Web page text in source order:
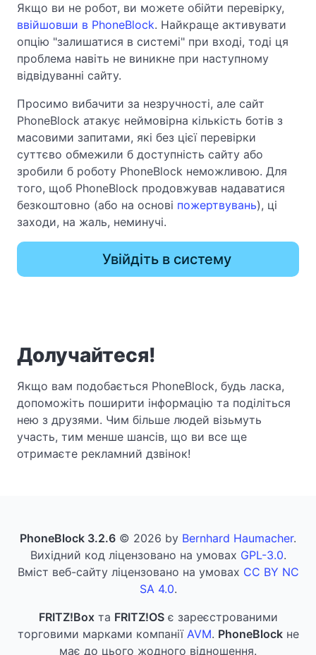
Якщо ви не робот, ви можете обійти перевірку,
ввійшовши в PhoneBlock. Найкраще активувати
опцію "залишатися в системі" при вході, тоді ця
проблема навіть не виникне при наступному
відвідуванні сайту.
Просимо вибачити за незручності, але сайт
PhoneBlock атакує неймовірна кількість ботів з
масовими запитами, які без цієї перевірки
суттєво обмежили б доступність сайту або
зробили б роботу PhoneBlock неможливою. Для
того, щоб PhoneBlock продовжував надаватися
безкоштовно (або на основі пожертвувань), ці
заходи, на жаль, неминучі.
Увійдіть в систему
Долучайтеся!
Якщо вам подобається PhoneBlock, будь ласка,
допоможіть поширити інформацію та поділіться
нею з друзями. Чим більше людей візьмуть
участь, тим менше шансів, що ви все ще
отримаєте рекламний дзвінок!
PhoneBlock 3.2.6 © 2026 by Bernhard Haumacher.
Вихідний код ліцензовано на умовах GPL-3.0.
Вміст веб-сайту ліцензовано на умовах CC BY NC
SA 4.0.
FRITZ!Boxта FRITZ!OSє зареєстрованими
торговими марками компанії AVM. PhoneBlockне
має до цього жодного відношення.